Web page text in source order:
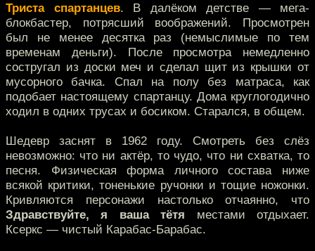
Триста спартанцев. В далёком детстве — мега-
блокбастер, потрясший воображений. Просмотрен
был не менее десятка раз (немыслимые по тем
временам деньги). После просмотра немедленно
состругал из доски меч и сделал щит из крышки от
мусорного бачка. Спал на полу без матраса, как
подобает настоящему спартанцу. Дома круглогодично
ходил в одних трусах и босиком. Старался, в общем.
Шедевр заснят в 1962 году. Смотреть без слёз
невозможно: что ни актёр, то чудо, что ни схватка, то
песня. Физическая форма личного состава ниже
всякой критики, тоненькие ручонки и тощие ножонки.
Кривляются персонажи настолько отчаянно, что
Здравствуйте, я ваша тётя местами отдыхает.
Ксеркс — чистый Карабас-Барабас.